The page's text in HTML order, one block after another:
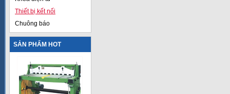
Thiết bị kết nối
Chuông báo
SẢN PHẨM HOT